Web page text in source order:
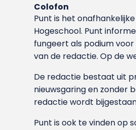
Colofon
Punt is het
Hoge­school. Punt
fungeert als podium
van de redactie. Op de
De redactie bestaat uit
nieuwsgaring en zonder
redactie wordt
Punt is ook te vinden op